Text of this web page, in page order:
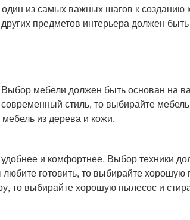
из самых важных шагов к созданию
предметов интерьера должен
мебели должен быть основан на
стиль, то выбирайте мебель
из дерева и кожи.
удобнее и комфортнее. Выбор техники
готовить, то выбирайте
то выбирайте хорошую пылесос и